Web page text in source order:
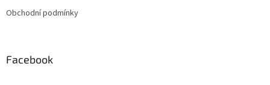
Obchodní podmínky
Facebook